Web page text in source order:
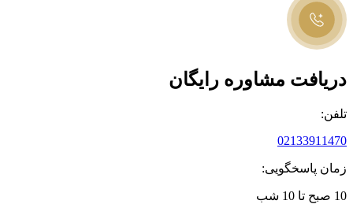
دریافت مشاوره رایگان
تلفن:
02133911470
زمان پاسخگویی:
10 صبح تا 10 شب